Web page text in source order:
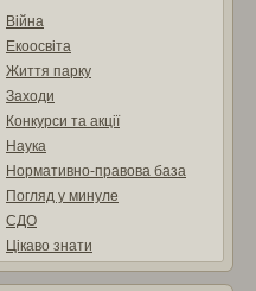
Війна
Екоосвіта
Життя парку
Заходи
Конкурси та акції
Наука
Нормативно-правова база
Погляд у минуле
СДО
Цікаво знати